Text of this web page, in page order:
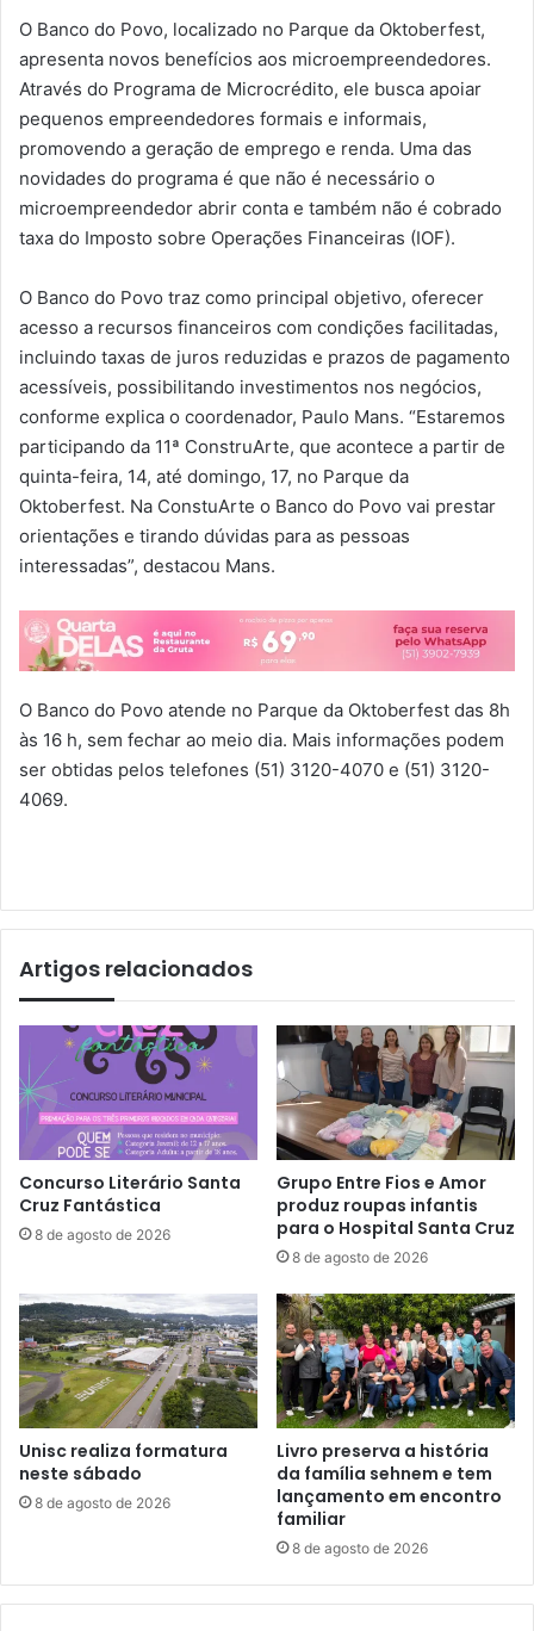
O Banco do Povo, localizado no Parque da Oktoberfest,
apresenta novos benefícios aos microempreendedores.
Através do Programa de Microcrédito, ele busca apoiar
pequenos empreendedores formais e informais,
promovendo a geração de emprego e renda. Uma das
novidades do programa é que não é necessário o
microempreendedor abrir conta e também não é cobrado
taxa do Imposto sobre Operações Financeiras (IOF).
O Banco do Povo traz como principal objetivo, oferecer
acesso a recursos financeiros com condições facilitadas,
incluindo taxas de juros reduzidas e prazos de pagamento
acessíveis, possibilitando investimentos nos negócios,
conforme explica o coordenador, Paulo Mans. “Estaremos
participando da 11ª ConstruArte, que acontece a partir de
quinta-feira, 14, até domingo, 17, no Parque da
Oktoberfest. Na ConstuArte o Banco do Povo vai prestar
orientações e tirando dúvidas para as pessoas
interessadas”, destacou Mans.
O Banco do Povo atende no Parque da Oktoberfest das 8h
às 16 h, sem fechar ao meio dia. Mais informações podem
ser obtidas pelos telefones (51) 3120-4070 e (51) 3120-
4069.
Artigos relacionados
Concurso Literário Santa
Cruz Fantástica
8 de agosto de 2026
Grupo Entre Fios e Amor
produz roupas infantis
para o Hospital Santa Cruz
8 de agosto de 2026
Unisc realiza formatura
neste sábado
8 de agosto de 2026
Livro preserva a história
da família sehnem e tem
lançamento em encontro
familiar
8 de agosto de 2026